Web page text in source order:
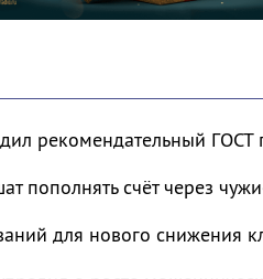
рекомендательный
пополнять счёт через
для нового снижения